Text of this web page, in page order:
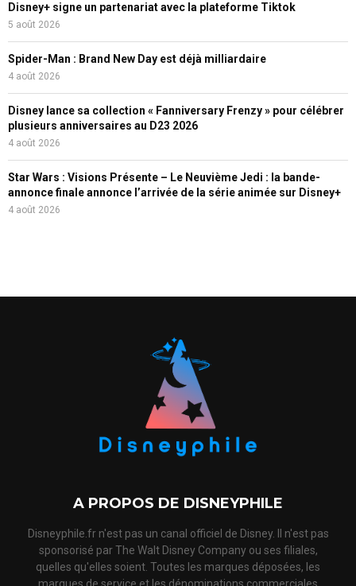
Disney+ signe un partenariat avec la plateforme Tiktok
5 août 2026
Spider-Man : Brand New Day est déjà milliardaire
4 août 2026
Disney lance sa collection « Fanniversary Frenzy » pour célébrer
plusieurs anniversaires au D23 2026
4 août 2026
Star Wars : Visions Présente – Le Neuvième Jedi : la bande-
annonce finale annonce l’arrivée de la série animée sur Disney+
4 août 2026
A PROPOS DE DISNEYPHILE
Disneyphile.fr n'est pas un canal officiel de Disney. Il n'est pas
sponsorisé par The Walt Disney Company ou ses filiales,
quelles qu'elles soient. Toutes les marques déposées, les